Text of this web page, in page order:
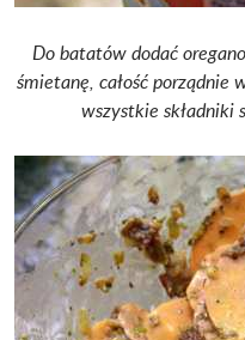
Do batatów dodać
śmietanę, całość porządnie
wszystkie składniki